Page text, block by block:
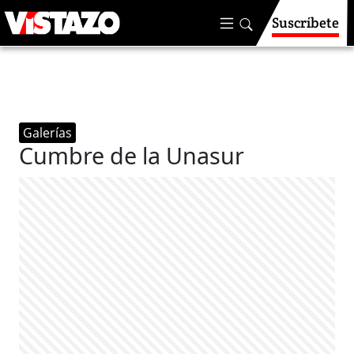
Suscríbete
Galerías
Cumbre de la Unasur